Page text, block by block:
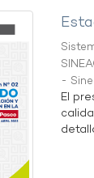
-
El